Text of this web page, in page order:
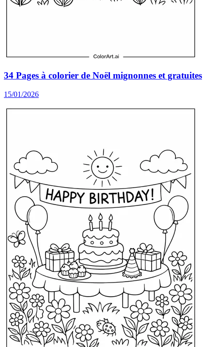
34 Pages à colorier de Noël mignonnes et gratuites
15/01/2026